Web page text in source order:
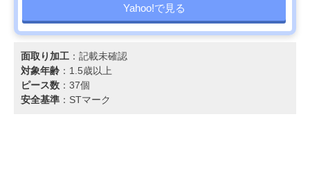
Yahoo!で見る
面取り加工 ：記載未確認
対象年齢 ：1.5歳以上
ピース数 ：37個
安全基準 ：STマーク